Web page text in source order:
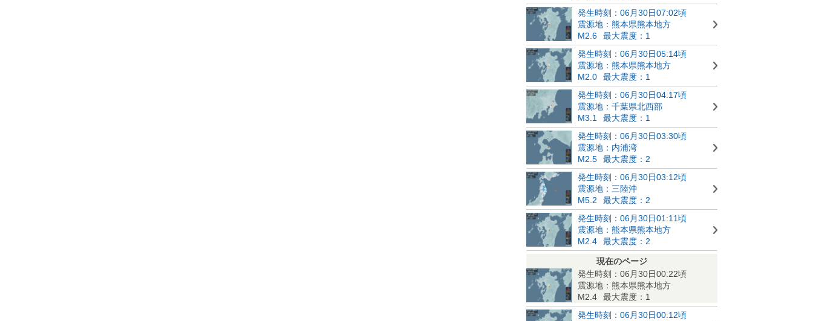
発生時刻：06月30日07:02頃
震源地：熊本県熊本地方
M2.6
最大震度：1
発生時刻：06月30日05:14頃
震源地：熊本県熊本地方
M2.0
最大震度：1
発生時刻：06月30日04:17頃
震源地：千葉県北西部
M3.1
最大震度：1
発生時刻：06月30日03:30頃
震源地：内浦湾
M2.5
最大震度：2
発生時刻：06月30日03:12頃
震源地：三陸沖
M5.2
最大震度：2
発生時刻：06月30日01:11頃
震源地：熊本県熊本地方
M2.4
最大震度：2
現在のページ
発生時刻：06月30日00:22頃
震源地：熊本県熊本地方
M2.4
最大震度：1
発生時刻：06月30日00:12頃